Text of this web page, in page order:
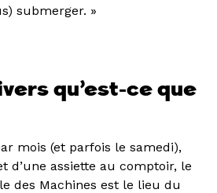
submerger. »
qu’est-ce que
mois (et parfois le samedi),
d’une assiette au comptoir, le
des Machines est le lieu du